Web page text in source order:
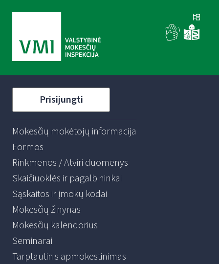
Prisijungti
Mokesčių mokėtojų informacija
Formos
Rinkmenos / Atviri duomenys
Skaičiuoklės ir pagalbininkai
Sąskaitos ir įmokų kodai
Mokesčių žinynas
Mokesčių kalendorius
Seminarai
Tarptautinis apmokestinimas